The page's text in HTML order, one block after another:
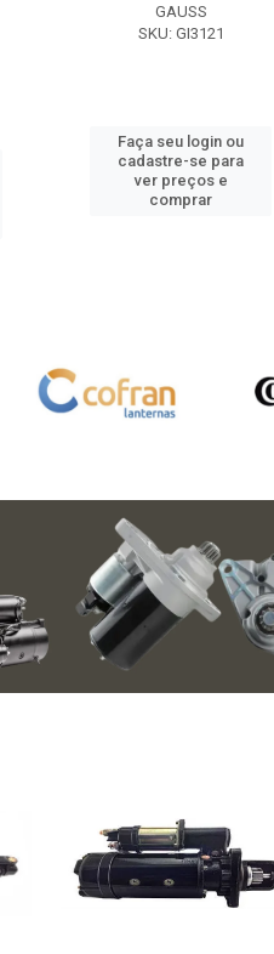
GAUSS
SKU: GI3121
Faça seu login ou
cadastre-se para
ver preços e
comprar